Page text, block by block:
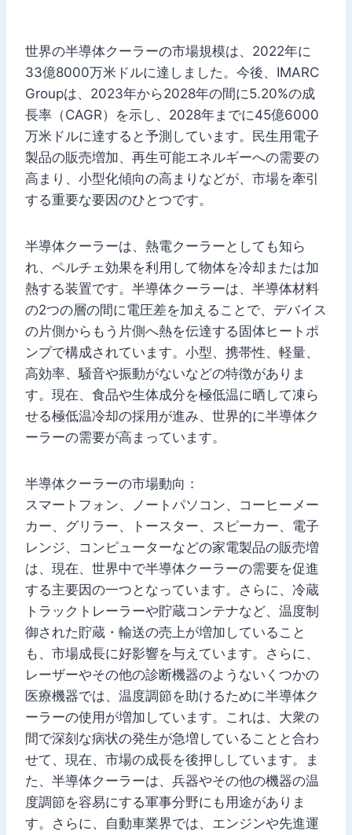
世界の半導体クーラーの市場規模は、2022年に
33億8000万米ドルに達しました。今後、IMARC
Groupは、2023年から2028年の間に5.20%の成
長率（CAGR）を示し、2028年までに45億6000
万米ドルに達すると予測しています。民生用電子
製品の販売増加、再生可能エネルギーへの需要の
高まり、小型化傾向の高まりなどが、市場を牽引
する重要な要因のひとつです。
半導体クーラーは、熱電クーラーとしても知ら
れ、ペルチェ効果を利用して物体を冷却または加
熱する装置です。半導体クーラーは、半導体材料
の2つの層の間に電圧差を加えることで、デバイス
の片側からもう片側へ熱を伝達する固体ヒートポ
ンプで構成されています。小型、携帯性、軽量、
高効率、騒音や振動がないなどの特徴がありま
す。現在、食品や生体成分を極低温に晒して凍ら
せる極低温冷却の採用が進み、世界的に半導体ク
ーラーの需要が高まっています。
半導体クーラーの市場動向：
スマートフォン、ノートパソコン、コーヒーメー
カー、グリラー、トースター、スピーカー、電子
レンジ、コンピューターなどの家電製品の販売増
は、現在、世界中で半導体クーラーの需要を促進
する主要因の一つとなっています。さらに、冷蔵
トラックトレーラーや貯蔵コンテナなど、温度制
御された貯蔵・輸送の売上が増加していること
も、市場成長に好影響を与えています。さらに、
レーザーやその他の診断機器のようないくつかの
医療機器では、温度調節を助けるために半導体ク
ーラーの使用が増加しています。これは、大衆の
間で深刻な病状の発生が急増していることと合わ
せて、現在、市場の成長を後押ししています。ま
た、半導体クーラーは、兵器やその他の機器の温
度調節を容易にする軍事分野にも用途がありま
す。さらに、自動車業界では、エンジンや先進運